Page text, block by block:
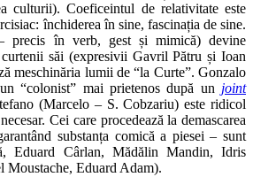
culturii). Coeficeintul de relativitate este
închiderea în sine, fascinația de sine.
precis în verb, gest și mimică) devine
săi (expresivii Gavril Pătru și Ioan
meschinăria lumii de “la Curte”. Gonzalo
“colonist” mai prietenos după un joint
(Marcelo – S. Cobzariu) este ridicol
Cei care procedează la demascarea
substanța comică a piesei – sunt
Eduard Cârlan, Mădălin Mandin, Idris
Moustache, Eduard Adam).